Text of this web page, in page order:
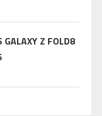
GALAXY Z FOLD8